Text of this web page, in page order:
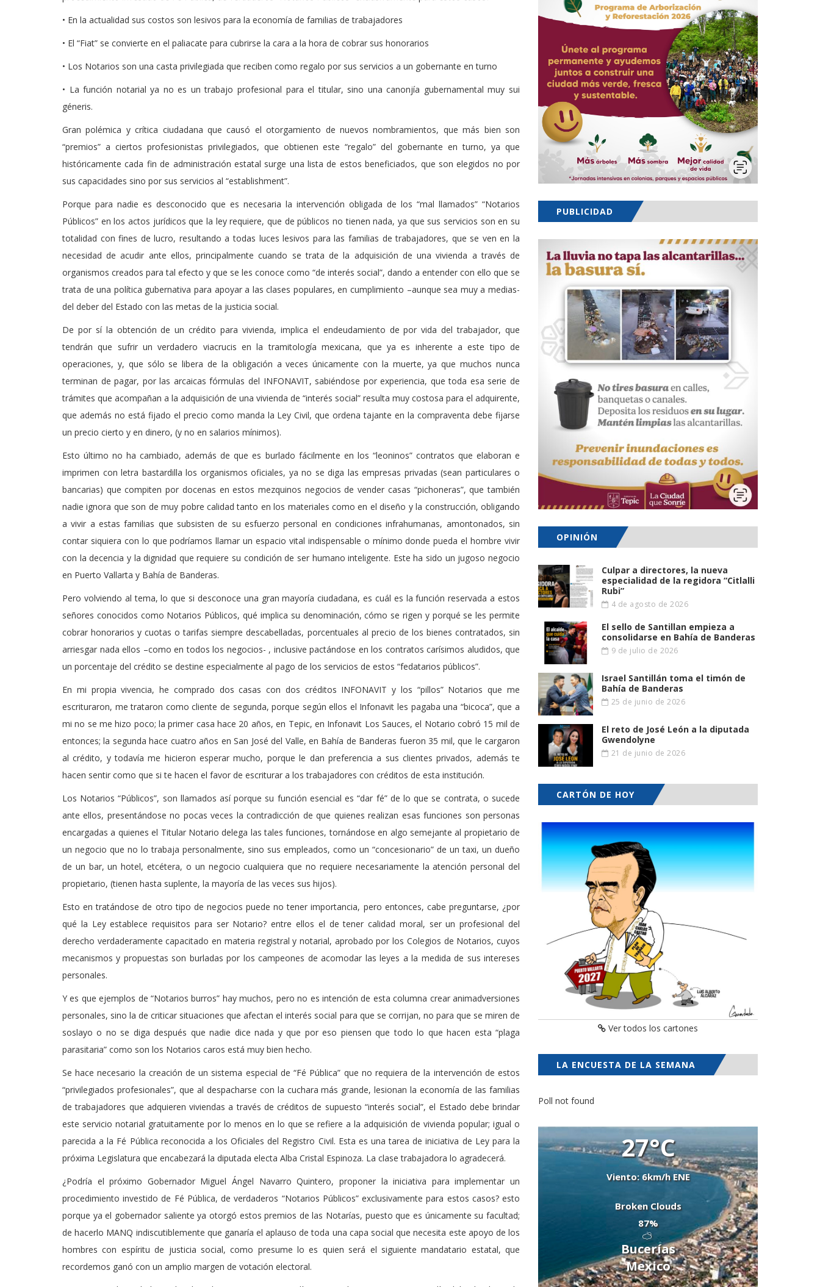
• En la actualidad sus costos son lesivos para la economía de familias de trabajadores
• El “Fiat” se convierte en el paliacate para cubrirse la cara a la hora de cobrar sus honorarios
• Los Notarios son una casta privilegiada que reciben como regalo por sus servicios a un gobernante en turno
• La función notarial ya no es un trabajo profesional para el titular, sino una canonjía gubernamental muy sui
géneris.
Gran polémica y crítica ciudadana que causó el otorgamiento de nuevos nombramientos, que más bien son
“premios” a ciertos profesionistas privilegiados, que obtienen este “regalo” del gobernante en turno, ya que
históricamente cada fin de administración estatal surge una lista de estos beneficiados, que son elegidos no por
sus capacidades sino por sus servicios al “establishment”.
Porque para nadie es desconocido que es necesaria la intervención obligada de los “mal llamados” “Notarios
Públicos” en los actos jurídicos que la ley requiere, que de públicos no tienen nada, ya que sus servicios son en su
totalidad con fines de lucro, resultando a todas luces lesivos para las familias de trabajadores, que se ven en la
necesidad de acudir ante ellos, principalmente cuando se trata de la adquisición de una vivienda a través de
organismos creados para tal efecto y que se les conoce como “de interés social”, dando a entender con ello que se
trata de una política gubernativa para apoyar a las clases populares, en cumplimiento –aunque sea muy a medias-
del deber del Estado con las metas de la justicia social.
De por sí la obtención de un crédito para vivienda, implica el endeudamiento de por vida del trabajador, que
tendrán que sufrir un verdadero viacrucis en la tramitología mexicana, que ya es inherente a este tipo de
operaciones, y, que sólo se libera de la obligación a veces únicamente con la muerte, ya que muchos nunca
terminan de pagar, por las arcaicas fórmulas del INFONAVIT, sabiéndose por experiencia, que toda esa serie de
trámites que acompañan a la adquisición de una vivienda de “interés social” resulta muy costosa para el adquirente,
que además no está fijado el precio como manda la Ley Civil, que ordena tajante en la compraventa debe fijarse
un precio cierto y en dinero, (y no en salarios mínimos).
Esto último no ha cambiado, además de que es burlado fácilmente en los “leoninos” contratos que elaboran e
imprimen con letra bastardilla los organismos oficiales, ya no se diga las empresas privadas (sean particulares o
bancarias) que compiten por docenas en estos mezquinos negocios de vender casas “pichoneras”, que también
nadie ignora que son de muy pobre calidad tanto en los materiales como en el diseño y la construcción, obligando
a vivir a estas familias que subsisten de su esfuerzo personal en condiciones infrahumanas, amontonados, sin
contar siquiera con lo que podríamos llamar un espacio vital indispensable o mínimo donde pueda el hombre vivir
con la decencia y la dignidad que requiere su condición de ser humano inteligente. Este ha sido un jugoso negocio
en Puerto Vallarta y Bahía de Banderas.
Pero volviendo al tema, lo que si desconoce una gran mayoría ciudadana, es cuál es la función reservada a estos
señores conocidos como Notarios Públicos, qué implica su denominación, cómo se rigen y porqué se les permite
cobrar honorarios y cuotas o tarifas siempre descabelladas, porcentuales al precio de los bienes contratados, sin
arriesgar nada ellos –como en todos los negocios- , inclusive pactándose en los contratos carísimos aludidos, que
un porcentaje del crédito se destine especialmente al pago de los servicios de estos “fedatarios públicos”.
En mi propia vivencia, he comprado dos casas con dos créditos INFONAVIT y los “pillos” Notarios que me
escrituraron, me trataron como cliente de segunda, porque según ellos el Infonavit les pagaba una “bicoca”, que a
mi no se me hizo poco; la primer casa hace 20 años, en Tepic, en Infonavit Los Sauces, el Notario cobró 15 mil de
entonces; la segunda hace cuatro años en San José del Valle, en Bahía de Banderas fueron 35 mil, que le cargaron
al crédito, y todavía me hicieron esperar mucho, porque le dan preferencia a sus clientes privados, además te
hacen sentir como que si te hacen el favor de escriturar a los trabajadores con créditos de esta institución.
Los Notarios “Públicos”, son llamados así porque su función esencial es “dar fé” de lo que se contrata, o sucede
ante ellos, presentándose no pocas veces la contradicción de que quienes realizan esas funciones son personas
encargadas a quienes el Titular Notario delega las tales funciones, tornándose en algo semejante al propietario de
un negocio que no lo trabaja personalmente, sino sus empleados, como un “concesionario” de un taxi, un dueño
de un bar, un hotel, etcétera, o un negocio cualquiera que no requiere necesariamente la atención personal del
propietario, (tienen hasta suplente, la mayoría de las veces sus hijos).
Esto en tratándose de otro tipo de negocios puede no tener importancia, pero entonces, cabe preguntarse, ¿por
qué la Ley establece requisitos para ser Notario? entre ellos el de tener calidad moral, ser un profesional del
derecho verdaderamente capacitado en materia registral y notarial, aprobado por los Colegios de Notarios, cuyos
mecanismos y propuestas son burladas por los campeones de acomodar las leyes a la medida de sus intereses
personales.
Y es que ejemplos de “Notarios burros” hay muchos, pero no es intención de esta columna crear animadversiones
personales, sino la de criticar situaciones que afectan el interés social para que se corrijan, no para que se miren de
soslayo o no se diga después que nadie dice nada y que por eso piensen que todo lo que hacen esta “plaga
parasitaria” como son los Notarios caros está muy bien hecho.
Se hace necesario la creación de un sistema especial de “Fé Pública” que no requiera de la intervención de estos
“privilegiados profesionales”, que al despacharse con la cuchara más grande, lesionan la economía de las familias
de trabajadores que adquieren viviendas a través de créditos de supuesto “interés social”, el Estado debe brindar
este servicio notarial gratuitamente por lo menos en lo que se refiere a la adquisición de vivienda popular; igual o
parecida a la Fé Pública reconocida a los Oficiales del Registro Civil. Esta es una tarea de iniciativa de Ley para la
próxima Legislatura que encabezará la diputada electa Alba Cristal Espinoza. La clase trabajadora lo agradecerá.
¿Podría el próximo Gobernador Miguel Ángel Navarro Quintero, proponer la iniciativa para implementar un
procedimiento investido de Fé Pública, de verdaderos “Notarios Públicos” exclusivamente para estos casos? esto
porque ya el gobernador saliente ya otorgó estos premios de las Notarías, puesto que es únicamente su facultad;
de hacerlo MANQ indiscutiblemente que ganaría el aplauso de toda una capa social que necesita este apoyo de los
hombres con espíritu de justicia social, como presume lo es quien será el siguiente mandatario estatal, que
recordemos ganó con un amplio margen de votación electoral.
PUBLICIDAD
OPINIÓN
Culpar a directores, la nueva
especialidad de la regidora “Citlalli
Rubi”
4 de agosto de 2026
El sello de Santillan empieza a
consolidarse en Bahía de Banderas
9 de julio de 2026
Israel Santillán toma el timón de
Bahía de Banderas
25 de junio de 2026
El reto de José León a la diputada
Gwendolyne
21 de junio de 2026
CARTÓN DE HOY
Ver todos los cartones
LA ENCUESTA DE LA SEMANA
Poll not found
27°C
Viento: 6km/h ENE
Broken Clouds
87%
Bucerías
Mexico